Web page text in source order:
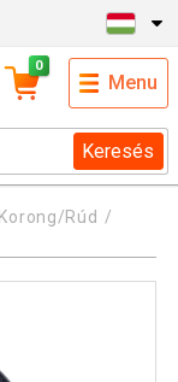
Keresés
0
Menu
Rúd